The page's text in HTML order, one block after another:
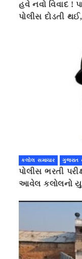
હવે નવો વિવાદ !
પોલીસ દોડતી
કલોલ સમાચાર ગુજરાત
પોલીસ ભરતી
આવેલ કલોલનો